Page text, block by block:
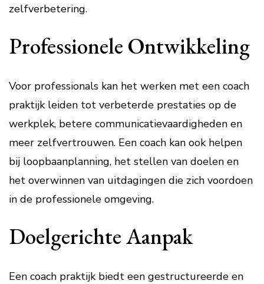
zelfverbetering.
Professionele Ontwikkeling
Voor professionals kan het werken met een coach
praktijk leiden tot verbeterde prestaties op de
werkplek, betere communicatievaardigheden en
meer zelfvertrouwen. Een coach kan ook helpen
bij loopbaanplanning, het stellen van doelen en
het overwinnen van uitdagingen die zich voordoen
in de professionele omgeving.
Doelgerichte Aanpak
Een coach praktijk biedt een gestructureerde en